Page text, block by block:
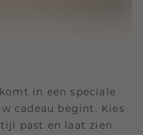
in een speciale
cadeau begint. Kies
past en laat zien